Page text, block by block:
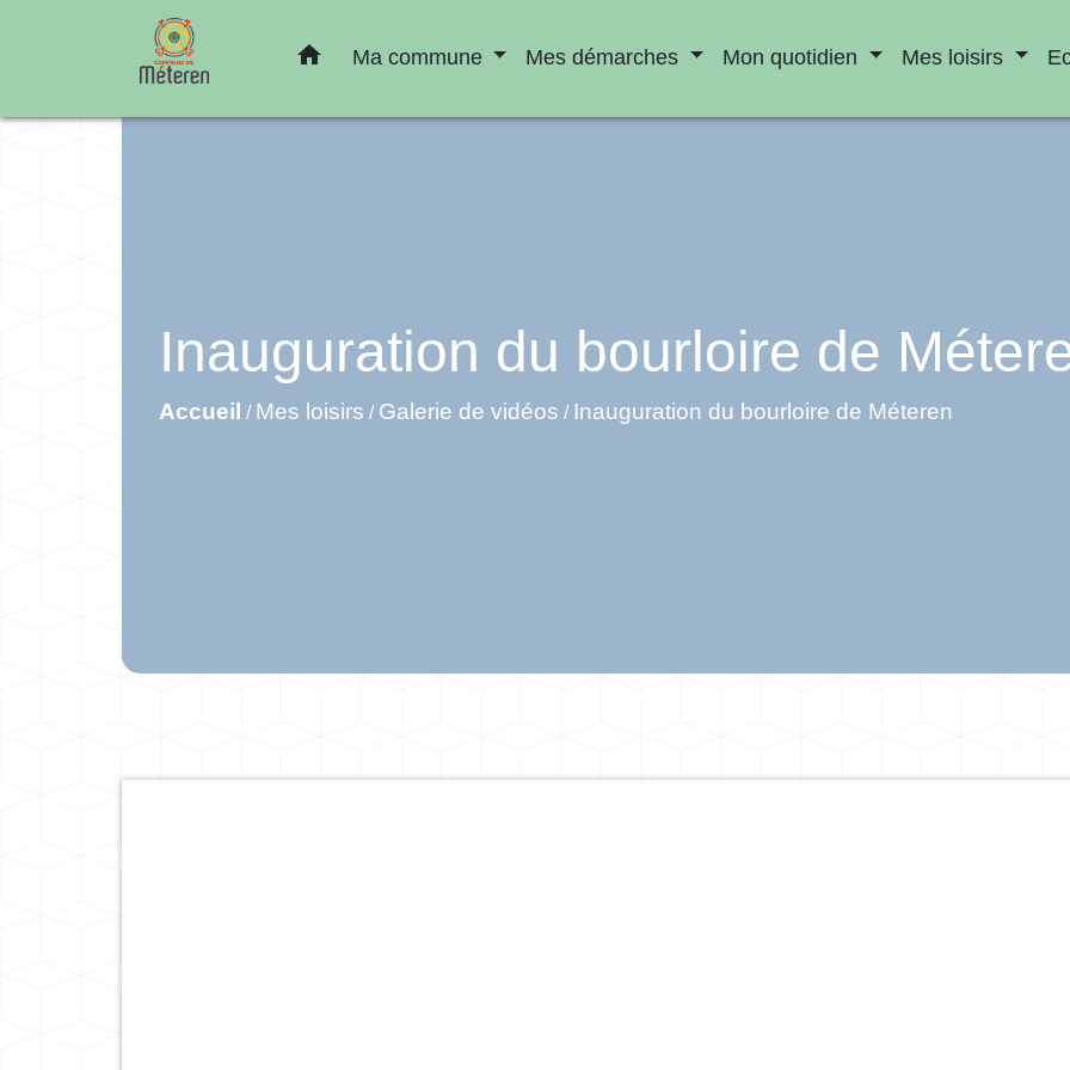
home Ma commune Mes démarches Mon quotidien Mes loisirs
Inauguration du bourloire de
Accueil / Mes loisirs / Galerie de vidéos / Inauguration du bourloire de Méteren